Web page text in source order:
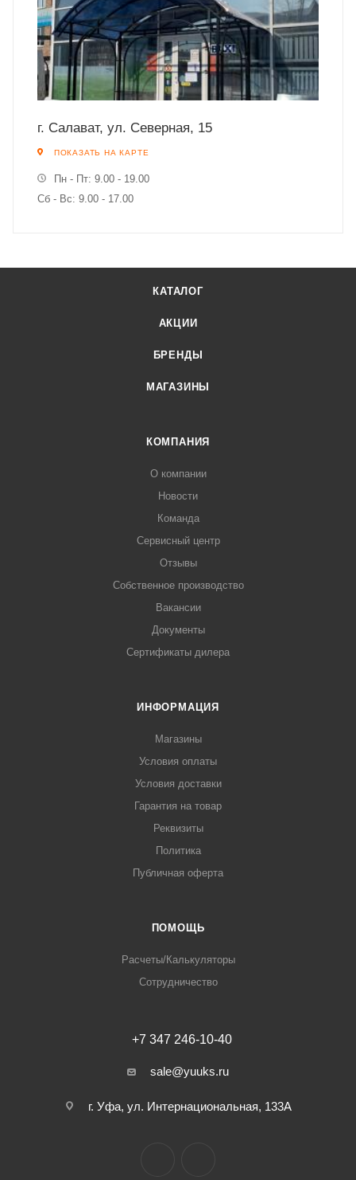
г. Салават, ул. Северная, 15
ПОКАЗАТЬ НА КАРТЕ
Пн - Пт: 9.00 - 19.00
Сб - Вс: 9.00 - 17.00
КАТАЛОГ
АКЦИИ
БРЕНДЫ
МАГАЗИНЫ
КОМПАНИЯ
О компании
Новости
Команда
Сервисный центр
Отзывы
Собственное производство
Вакансии
Документы
Сертификаты дилера
ИНФОРМАЦИЯ
Магазины
Условия оплаты
Условия доставки
Гарантия на товар
Реквизиты
Политика
Публичная оферта
ПОМОЩЬ
Расчеты/Калькуляторы
Сотрудничество
+7 347 246-10-40
sale@yuuks.ru
г. Уфа, ул. Интернациональная, 133А